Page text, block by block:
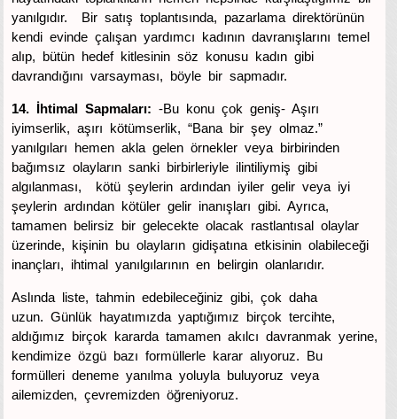
yanılgıdır. Bir satış toplantısında, pazarlama direktörünün
kendi evinde çalışan yardımcı kadının davranışlarını temel
alıp, bütün hedef kitlesinin söz konusu kadın gibi
davrandığını varsayması, böyle bir sapmadır.
14. İhtimal Sapmaları: -Bu konu çok geniş- Aşırı
iyimserlik, aşırı kötümserlik, “Bana bir şey olmaz.”
yanılgıları hemen akla gelen örnekler veya birbirinden
bağımsız olayların sanki birbirleriyle ilintiliymiş gibi
algılanması, kötü şeylerin ardından iyiler gelir veya iyi
şeylerin ardından kötüler gelir inanışları gibi. Ayrıca,
tamamen belirsiz bir gelecekte olacak rastlantısal olaylar
üzerinde, kişinin bu olayların gidişatına etkisinin olabileceği
inançları, ihtimal yanılgılarının en belirgin olanlarıdır.
Aslında liste, tahmin edebileceğiniz gibi, çok daha
uzun. Günlük hayatımızda yaptığımız birçok tercihte,
aldığımız birçok kararda tamamen akılcı davranmak yerine,
kendimize özgü bazı formüllerle karar alıyoruz. Bu
formülleri deneme yanılma yoluyla buluyoruz veya
ailemizden, çevremizden öğreniyoruz.